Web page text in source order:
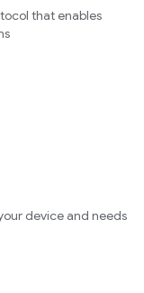
that enables
device and needs